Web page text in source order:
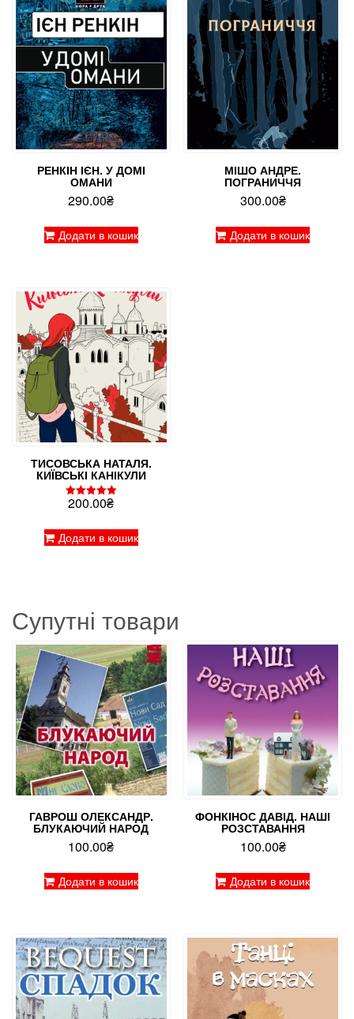
РЕНКІН ІЄН. У ДОМІ
ОМАНИ
290.00₴
Додати в кошик
МІШО АНДРЕ.
ПОГРАНИЧЧЯ
300.00₴
Додати в кошик
ТИСОВСЬКА НАТАЛЯ.
КИЇВСЬКІ КАНІКУЛИ
Оцінено в
200.00₴
Додати в кошик
Супутні товари
ГАВРОШ ОЛЕКСАНДР.
БЛУКАЮЧИЙ НАРОД
100.00₴
Додати в кошик
ФОНКІНОС ДАВІД. НАШІ
РОЗСТАВАННЯ
100.00₴
Додати в кошик